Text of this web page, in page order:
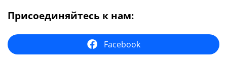
Присоединяйтесь к нам:
Facebook